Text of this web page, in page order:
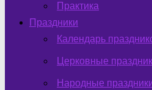
Практика
Праздники
Календарь
Церковные
Народные